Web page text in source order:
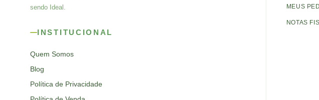
sendo Ideal.
INSTITUCIONAL
Quem Somos
Blog
Política de Privacidade
MEUS
NOTAS